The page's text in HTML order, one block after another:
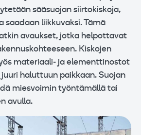
sääsuojan siirtokiskoja,
saadaan liikkuvaksi. Tämä
avaukset, jotka helpottavat
Kiskojen
materiaali- ja elementtinostot
haluttuun paikkaan. Suojan
miesvoimin työntämällä tai
avulla.